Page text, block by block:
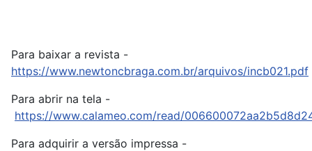
Para baixar a revista -
https://www.newtoncbraga.com.br/arquivos/incb021.pdf
Para abrir na tela -
https://www.calameo.com/read/
Para adquirir a versão impressa -